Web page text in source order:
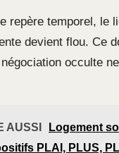
repère temporel, le
devient flou. Ce
négociation occulte
AUSSI
Logement
PLAI, PLUS,